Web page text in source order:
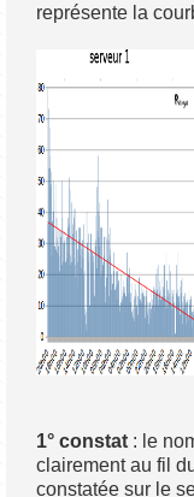
représente la
1° constat : le
clairement au fil
constatée sur le